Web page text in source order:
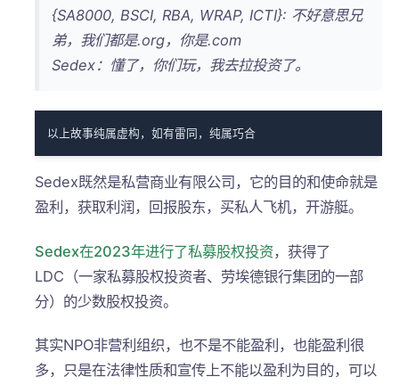
{SA8000, BSCI, RBA, WRAP, ICTI}: 不好意思兄
弟，我们都是.org，你是.com
Sedex：懂了，你们玩，我去拉投资了。
以上故事纯属虚构，如有雷同，纯属巧合
Sedex既然是私营商业有限公司，它的目的和使命就是
盈利，获取利润，回报股东，买私人飞机，开游艇。
Sedex在2023年进行了私募股权投资，获得了
LDC（一家私募股权投资者、劳埃德银行集团的一部
分）的少数股权投资。
其实NPO非营利组织，也不是不能盈利，也能盈利很
多，只是在法律性质和宣传上不能以盈利为目的，可以